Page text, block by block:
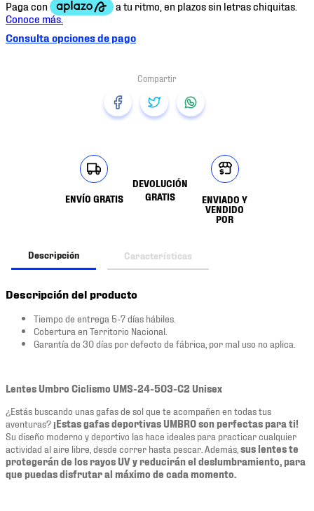
Consulta opciones de pago
ENVÍO GRATIS
DEVOLUCIÓN
GRATIS
ENVIADO Y
VENDIDO
POR
Descripción Características
Descripción del producto
Tiempo de entrega 5-7 días hábiles.
Cobertura en Territorio Nacional.
Garantía de 30 días por defecto de fábrica, por mal uso no aplica.
Lentes Umbro Ciclismo UMS-24-503-C2 Unisex
¿Estás buscando unas gafas de sol que te acompañen en todas tus
aventuras?¡Estas gafas deportivas UMBRO son perfectas para ti!
Su diseño moderno y deportivo las hace ideales para practicar cualquier
actividad al aire libre, desde correr hasta pescar. Además, sus lentes te
protegerán de los rayos UV y reducirán el deslumbramiento, para
que puedas disfrutar al máximo de cada momento.